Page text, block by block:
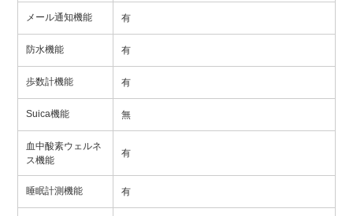
メール通知機能 有
防水機能 有
歩数計機能 有
Suica機能 無
血中酸素ウェルネ
ス機能
有
睡眠計測機能 有